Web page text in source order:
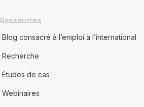
Ressources
Blog consacré à l’emploi à l’international
Recherche
Études de cas
Webinaires